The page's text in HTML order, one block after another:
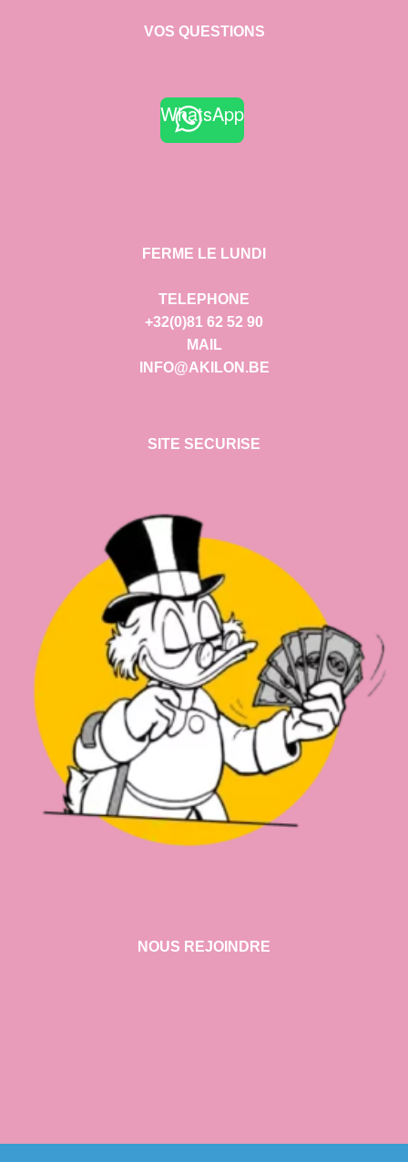
VOS QUESTIONS
WhatsApp
FERME LE LUNDI
TELEPHONE
+32(0)81 62 52 90
MAIL
INFO@AKILON.BE
SITE SECURISE
NOUS REJOINDRE